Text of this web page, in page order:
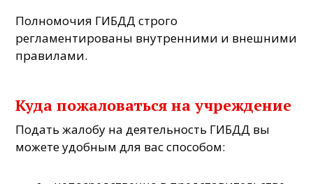
Полномочия ГИБДД строго
регламентированы внутренними и внешними
правилами.
Куда пожаловаться на учреждение
Подать жалобу на деятельность ГИБДД вы
можете удобным для вас способом: